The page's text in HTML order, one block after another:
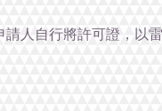
人自行將許可證，以